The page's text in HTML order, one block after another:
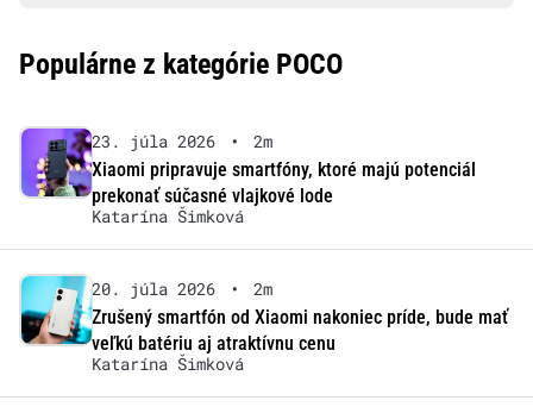
Populárne z kategórie POCO
23. júla 2026 •
2m
Xiaomi pripravuje smartfóny, ktoré majú potenciál
prekonať súčasné vlajkové lode
Katarína Šimková
20. júla 2026 •
2m
Zrušený smartfón od Xiaomi nakoniec príde, bude mať
veľkú batériu aj atraktívnu cenu
Katarína Šimková